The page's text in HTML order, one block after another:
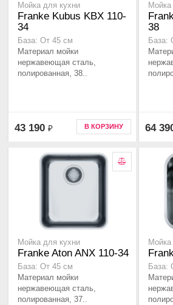
Мойка для кухни
Franke Kubus KBX 110-
34
База: От 45 см
Материал мойки
нержавеющая сталь,
полированная, 38..
43 190 ₽ В КОРЗИНУ
Мойка
38
База:
64
Мойка для кухни
Franke Aton ANX 110-34
База: От 45 см
Материал мойки
нержавеющая сталь,
полированная, 37..
Мойка
База: